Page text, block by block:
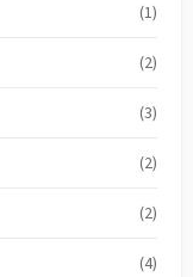
(1)
(2)
(3)
(2)
(2)
(4)